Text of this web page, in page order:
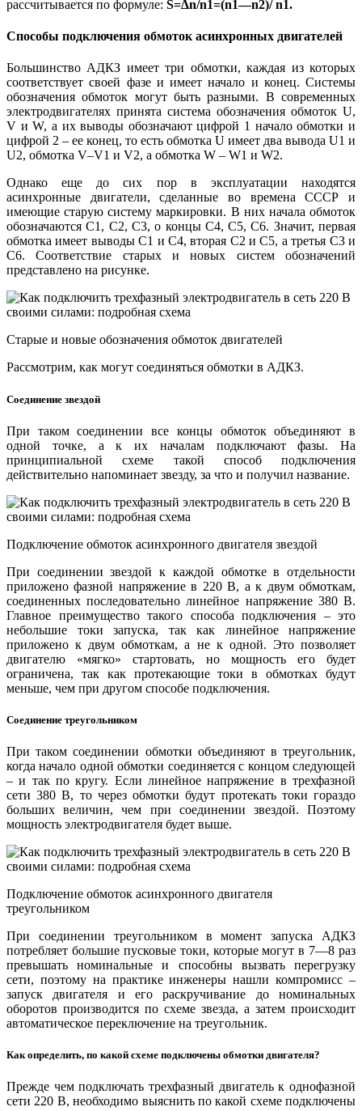
рассчитывается по формуле: S=∆n/n1=(n1—n2)/n1.
Способы подключения обмоток асинхронных двигателей
Большинство АДКЗ имеет три обмотки, каждая из которых
соответствует своей фазе и имеет начало и конец. Системы
обозначения обмоток могут быть разными. В современных
электродвигателях принята система обозначения обмоток U,
V и W, а их выводы обозначают цифрой 1 начало обмотки и
цифрой 2 – ее конец, то есть обмотка U имеет два вывода U1 и
U2, обмотка V–V1 и V2, а обмотка W – W1 и W2.
Однако еще до сих пор в эксплуатации находятся
асинхронные двигатели, сделанные во времена СССР и
имеющие старую систему маркировки. В них начала обмоток
обозначаются C1, C2, C3, о концы C4, C5, C6. Значит, первая
обмотка имеет выводы C1 и C4, вторая C2 и C5, а третья C3 и
C6. Соответствие старых и новых систем обозначений
представлено на рисунке.
Старые и новые обозначения обмоток двигателей
Рассмотрим, как могут соединяться обмотки в АДКЗ.
Соединение звездой
При таком соединении все концы обмоток объединяют в
одной точке, а к их началам подключают фазы. На
принципиальной схеме такой способ подключения
действительно напоминает звезду, за что и получил название.
Подключение обмоток асинхронного двигателя звездой
При соединении звездой к каждой обмотке в отдельности
приложено фазной напряжение в 220 В, а к двум обмоткам,
соединенных последовательно линейное напряжение 380 В.
Главное преимущество такого способа подключения – это
небольшие токи запуска, так как линейное напряжение
приложено к двум обмоткам, а не к одной. Это позволяет
двигателю «мягко» стартовать, но мощность его будет
ограничена, так как протекающие токи в обмотках будут
меньше, чем при другом способе подключения.
Соединение треугольником
При таком соединении обмотки объединяют в треугольник,
когда начало одной обмотки соединяется с концом следующей
– и так по кругу. Если линейное напряжение в трехфазной
сети 380 В, то через обмотки будут протекать токи гораздо
больших величин, чем при соединении звездой. Поэтому
мощность электродвигателя будет выше.
Подключение обмоток асинхронного двигателя
треугольником
При соединении треугольником в момент запуска АДКЗ
потребляет большие пусковые токи, которые могут в 7—8 раз
превышать номинальные и способны вызвать перегрузку
сети, поэтому на практике инженеры нашли компромисс –
запуск двигателя и его раскручивание до номинальных
оборотов производится по схеме звезда, а затем происходит
автоматическое переключение на треугольник.
Как определить, по какой схеме подключены обмотки двигателя?
Прежде чем подключать трехфазный двигатель к однофазной
сети 220 В, необходимо выяснить по какой схеме подключены